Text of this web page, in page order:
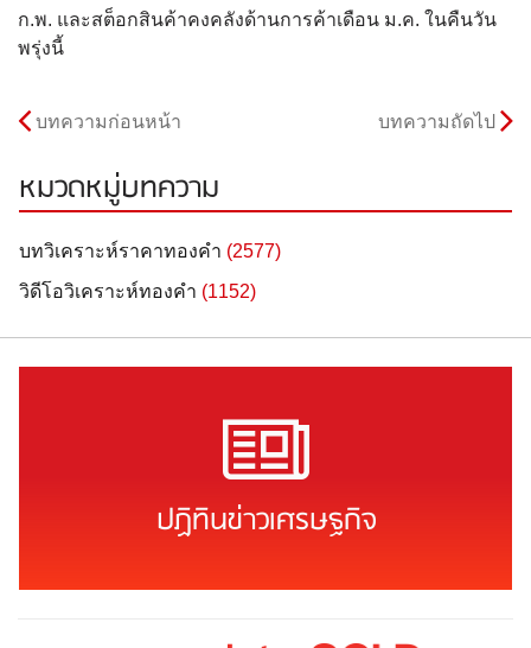
ก.พ. และสต็อกสินค้าคงคลังด้านการค้าเดือน ม.ค. ในคืนวัน
พรุ่งนี้
บทความก่อนหน้า บทความถัดไป
หมวดหมู่บทความ
บทวิเคราะห์ราคาทองคำ (2577)
วิดีโอวิเคราะห์ทองคำ (1152)
ปฏิทินข่าวเศรษฐกิจ